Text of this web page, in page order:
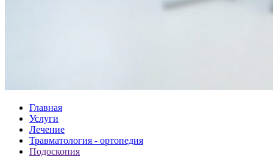
Главная
Услуги
Лечение
Травматология - ортопедия
Подоскопия